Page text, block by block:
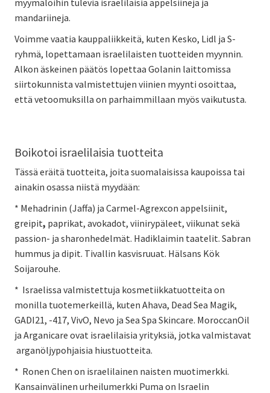
mandariineja.
Voimme vaatia kauppaliikkeitä, kuten Kesko, Lidl ja S-
ryhmä, lopettamaan israelilaisten tuotteiden myynnin.
Alkon äskeinen päätös lopettaa Golanin laittomissa
siirtokunnista valmistettujen viinien myynti osoittaa,
että vetoomuksilla on parhaimmillaan myös vaikutusta.
Boikotoi israelilaisia tuotteita
Tässä eräitä tuotteita, joita suomalaisissa kaupoissa tai
ainakin osassa niistä myydään:
* Mehadrinin (Jaffa) ja Carmel-Agrexcon appelsiinit,
greipit, paprikat, avokadot, viinirypäleet, viikunat sekä
passion- ja sharonhedelmät. Hadiklaimin taatelit. Sabran
hummus ja dipit. Tivallin kasvisruuat. Hälsans Kök
Soijarouhe.
* Israelissa valmistettuja kosmetiikkatuotteita on
monilla tuotemerkeillä, kuten Ahava, Dead Sea Magik,
GADI21, -417, VivO, Nevo ja Sea Spa Skincare. MoroccanOil
ja Arganicare ovat israelilaisia yrityksiä, jotka valmistavat
arganöljypohjaisia hiustuotteita.
* Ronen Chen on israelilainen naisten muotimerkki.
Kansainvälinen urheilumerkki Puma on Israelin